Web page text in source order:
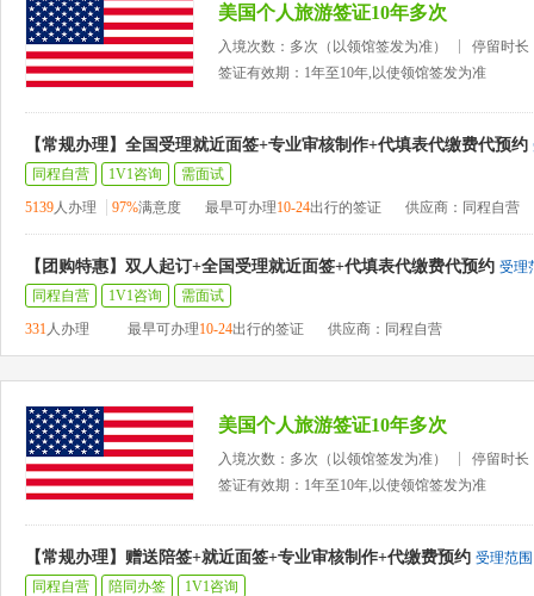
美国个人旅游签证10年多次
入境次数：多次（以领馆签发为准）
停留时长
签证有效期：1年至10年,以使领馆签发为准
【常规办理】全国受理就近面签+专业审核制作+代填表代缴费代预约
同程自营
1V1咨询
需面试
5139人办理 97%满意度 最早可办理10-24出行的签证 供应商：同程自营
【团购特惠】双人起订+全国受理就近面签+代填表代缴费代预约 受理
同程自营
1V1咨询
需面试
331人办理 最早可办理10-24出行的签证 供应商：同程自营
美国个人旅游签证10年多次
入境次数：多次（以领馆签发为准）
停留时长
签证有效期：1年至10年,以使领馆签发为准
【常规办理】赠送陪签+就近面签+专业审核制作+代缴费预约 受理范围
同程自营
陪同办签 1V1咨询